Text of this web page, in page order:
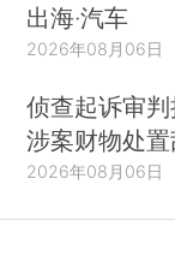
出海·汽车
2026年08月06日
侦查起诉审
涉案财物处
2026年08月06日